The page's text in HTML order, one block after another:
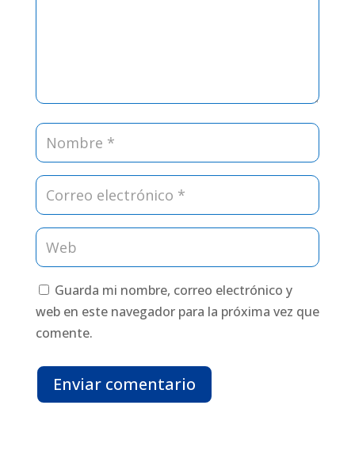
Guarda mi nombre, correo electrónico y
web en este navegador para la próxima vez que
comente.
Enviar comentario